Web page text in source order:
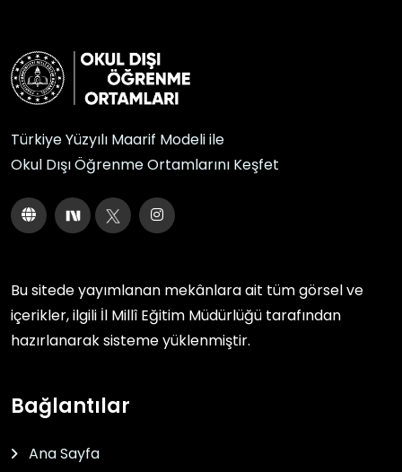
Türkiye Yüzyılı Maarif Modeli ile
Okul Dışı Öğrenme Ortamlarını Keşfet
Bu sitede yayımlanan mekânlara ait tüm görsel ve
içerikler, ilgili İl Millî Eğitim Müdürlüğü tarafından
hazırlanarak sisteme yüklenmiştir.
Bağlantılar
Ana Sayfa